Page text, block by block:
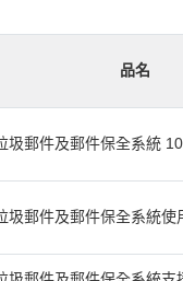
品名
圾郵件及郵件保全系統
圾郵件及郵件保全系統使